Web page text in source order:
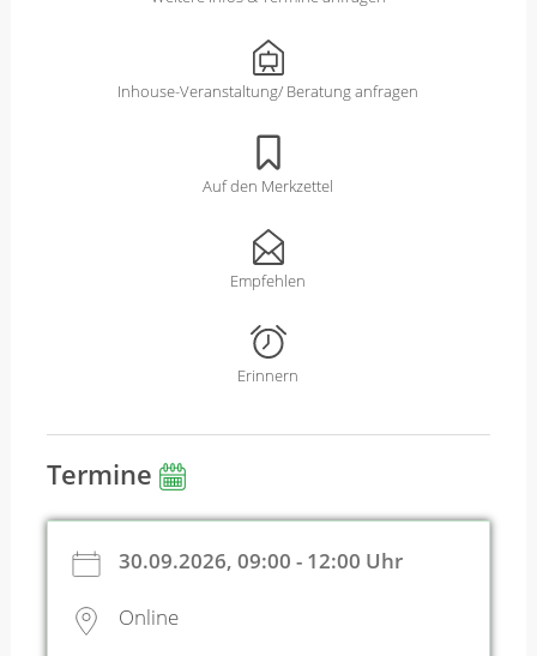
Inhouse-Veranstaltung/ Beratung anfragen
Auf den Merkzettel
Empfehlen
Erinnern
Termine
30.09.2026, 09:00 - 12:00 Uhr
Online